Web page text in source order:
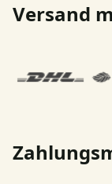
Versand